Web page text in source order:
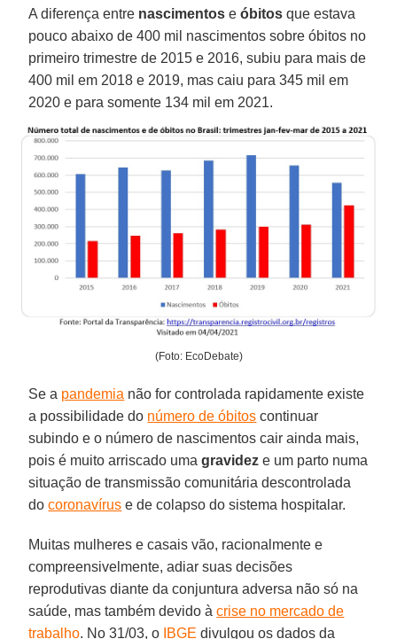
A diferença entre nascimentos eóbitos que estava
pouco abaixo de 400 mil nascimentos sobre óbitos no
primeiro trimestre de 2015 e 2016, subiu para mais de
400 mil em 2018 e 2019, mas caiu para 345 mil em
2020 e para somente 134 mil em 2021.
(Foto: EcoDebate)
Se a pandemia não for controlada rapidamente existe
a possibilidade do número de óbitos continuar
subindo e o número de nascimentos cair ainda mais,
pois é muito arriscado umagravidez e um parto numa
situação de transmissão comunitária descontrolada
docoronavírus e de colapso do sistema hospitalar.
Muitas mulheres e casais vão, racionalmente e
compreensivelmente, adiar suas decisões
reprodutivas diante da conjuntura adversa não só na
saúde, mas também devido àcrise no mercado de
trabalho. No 31/03, o IBGE divulgou os dados da